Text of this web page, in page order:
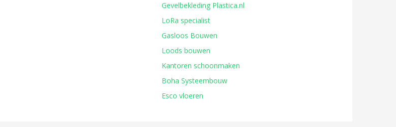
Gevelbekleding Plastica.nl
LoRa specialist
Gasloos Bouwen
Loods bouwen
Kantoren schoonmaken
Boha Systeembouw
Esco vloeren